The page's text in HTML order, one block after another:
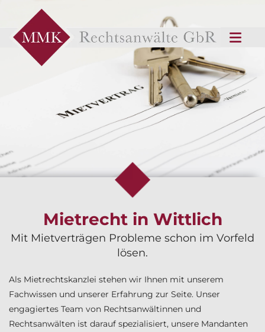
Mietrecht in Wittlich
Mit Mietverträgen Probleme schon im Vorfeld
lösen.
Als Mietrechtskanzlei stehen wir Ihnen mit unserem
Fachwissen und unserer Erfahrung zur Seite. Unser
engagiertes Team von Rechtsanwältinnen und
Rechtsanwälten ist darauf spezialisiert, unsere Mandanten